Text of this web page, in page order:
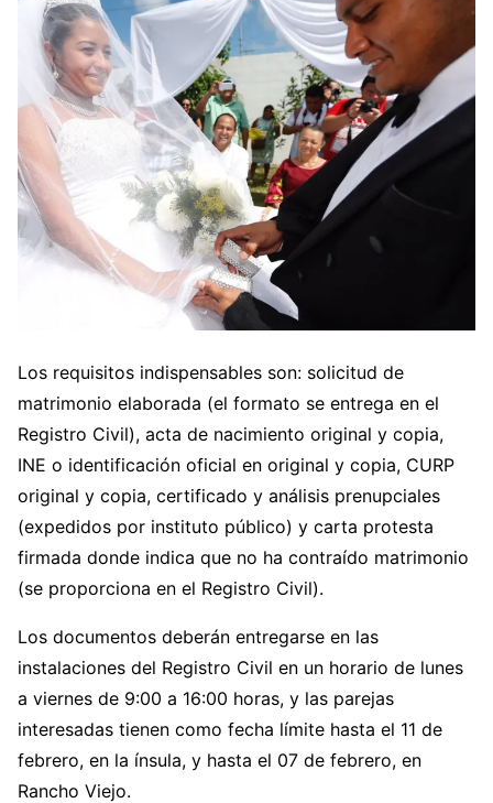
Los requisitos indispensables son: solicitud de
matrimonio elaborada (el formato se entrega en el
Registro Civil), acta de nacimiento original y copia,
INE o identificación oficial en original y copia, CURP
original y copia, certificado y análisis prenupciales
(expedidos por instituto público) y carta protesta
firmada donde indica que no ha contraído matrimonio
(se proporciona en el Registro Civil).
Los documentos deberán entregarse en las
instalaciones del Registro Civil en un horario de lunes
a viernes de 9:00 a 16:00 horas, y las parejas
interesadas tienen como fecha límite hasta el 11 de
febrero, en la ínsula, y hasta el 07 de febrero, en
Rancho Viejo.